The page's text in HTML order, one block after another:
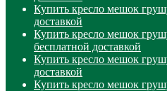
Купить кресло мешок
доставкой
Купить кресло мешок
бесплатной доставкой
Купить кресло мешок
доставкой
Купить кресло мешок